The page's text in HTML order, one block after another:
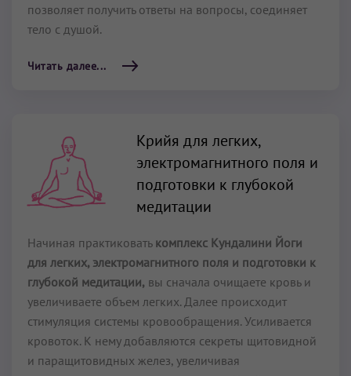
позволяет получить ответы на вопросы, соединяет
тело с душой.
Читать далее...
Крийя для легких,
электромагнитного поля и
подготовки к глубокой
медитации
Начиная практиковать комплекс Кундалини Йоги
для легких, электромагнитного поля и подготовки к
глубокой медитации, вы сначала очищаете кровь и
увеличиваете объем легких. Далее происходит
стимуляция системы кровообращения. Усиливается
кровоток. К нему добавляются секреты щитовидной
и паращитовидных желез, увеличивая